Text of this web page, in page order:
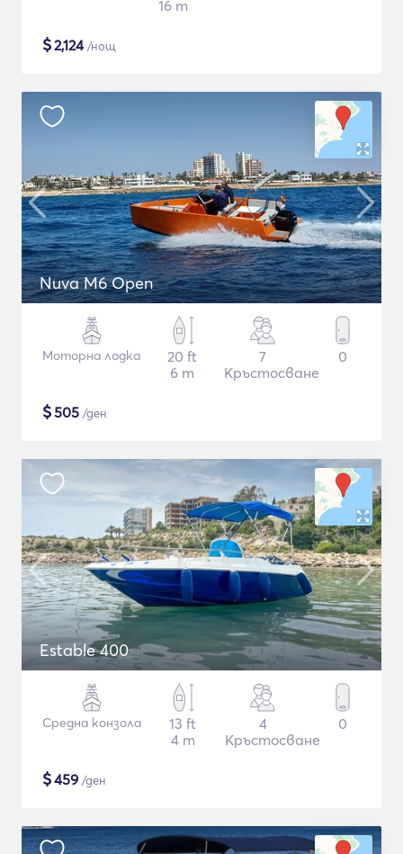
16 m
$2,124/нощ
Nuva M6 Open
Моторна лодка
20 ft
6 m
7
Кръстосване
0
$505 /ден
Estable 400
Средна конзола
13 ft
4 m
4
Кръстосване
0
$459 /ден